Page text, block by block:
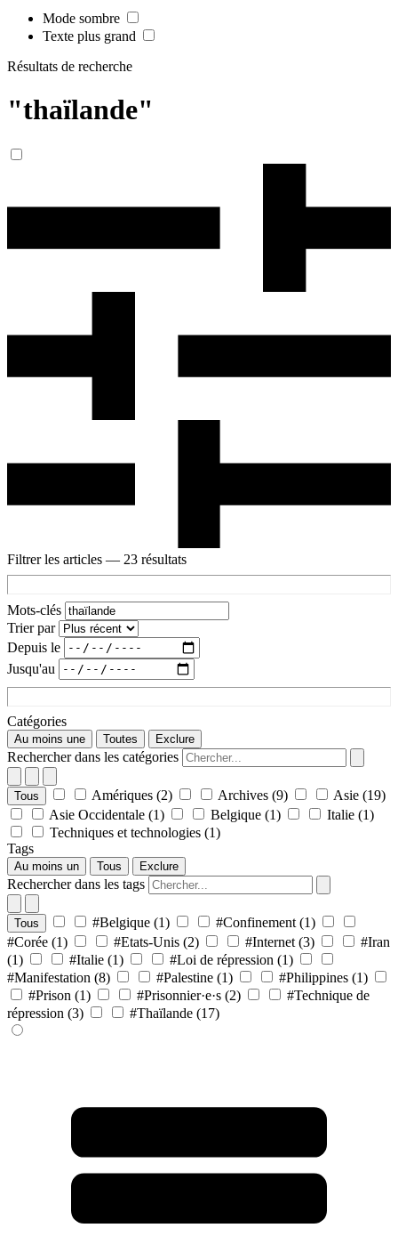
Mode sombre
Texte plus grand
Résultats de recherche
"thaïlande"
Filtrer les articles — 23 résultats
Mots-clés
Trier par
Depuis le
Jusqu'au
Catégories
Au moins une Toutes Exclure
Rechercher dans les catégories
Tous Amériques (2) Archives (9) Asie (19)
Asie Occidentale (1) Belgique (1) Italie (1)
Techniques et technologies (1)
Tags
Au moins un Tous Exclure
Rechercher dans les tags
Tous #Belgique (1) #Confinement (1)
#Corée (1) #Etats-Unis (2) #Internet (3)
#Iran
(1)
#Italie (1) #Loi de répression (1)
#Manifestation (8) #Palestine (1) #Philippines (1)
#Prison (1) #Prisonnier·e·s (2)
#Technique de
répression (3) #Thaïlande (17)